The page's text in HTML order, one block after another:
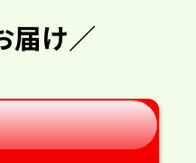
届け／